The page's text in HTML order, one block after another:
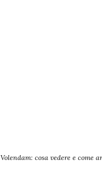
Volendam: cosa vedere e come